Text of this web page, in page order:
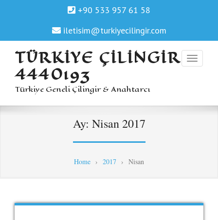
+90 533 957 61 58
iletisim@turkiyecilingir.com
TÜRKIYE ÇILINGIR
4440193
Türkiye Geneli Çilingir & Anahtarcı
Ay: Nisan 2017
Home › 2017 › Nisan